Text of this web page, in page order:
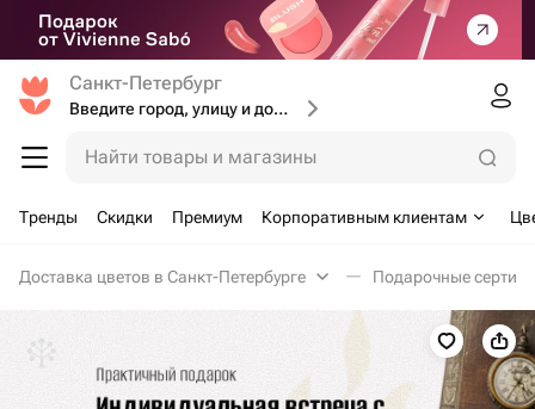
Санкт-Петербург
Введите город, улицу и дом доставки
Найти товары и магазины
Тренды Скидки Премиум Корпоративным клиентам
Доставка цветов в Санкт-Петербурге Подарочные